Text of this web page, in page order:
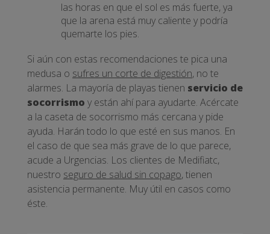
las horas en que el sol es más fuerte, ya
que la arena está muy caliente y podría
quemarte los pies.
Si aún con estas recomendaciones te pica una
medusa o sufres un corte de digestión, no te
alarmes. La mayoría de playas tienen servicio de
socorrismo y están ahí para ayudarte. Acércate
a la caseta de socorrismo más cercana y pide
ayuda. Harán todo lo que esté en sus manos. En
el caso de que sea más grave de lo que parece,
acude a Urgencias. Los clientes de Medifiatc,
nuestro seguro de salud sin copago, tienen
asistencia permanente. Muy útil en casos como
éste.